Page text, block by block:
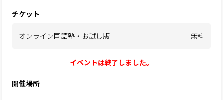
チケット
オンライン国語塾・お試し版 無料
イベントは終了しました。
開催場所